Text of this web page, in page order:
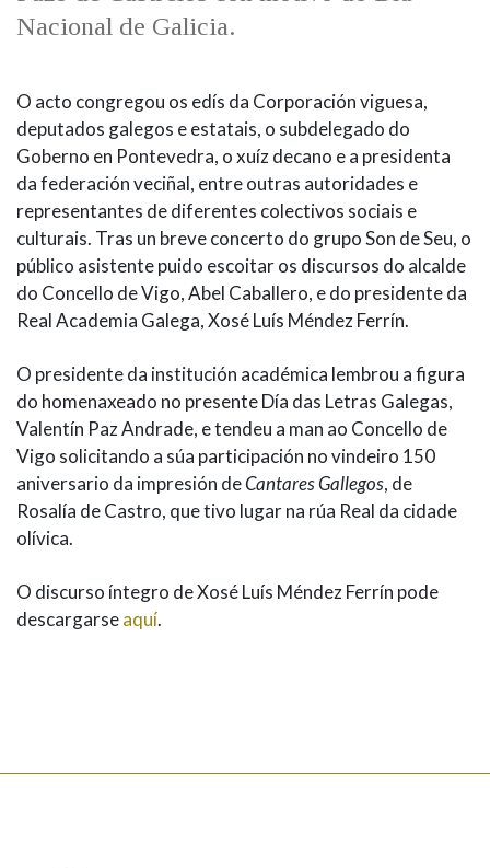
MARCIAL DEL ADALID
BAZÁN
FIGURAS HOMENAXEADAS
60 ANOS DLG
PRIMAVERA DAS LETRAS
PORTAL DAS PALABRAS
Facebook
TwitterYoutubeInstagram
Bluesky
Nacional de Galicia.
O acto congregou os edís da Corporación viguesa,
deputados galegos e estatais, o subdelegado do
Goberno en Pontevedra, o xuíz decano e a presidenta
da federación veciñal, entre outras autoridades e
representantes de diferentes colectivos sociais e
culturais. Tras un breve concerto do grupo Son de Seu, o
público asistente puido escoitar os discursos do alcalde
do Concello de Vigo, Abel Caballero, e do presidente da
Real Academia Galega, Xosé Luís Méndez Ferrín.
O presidente da institución académica lembrou a figura
do homenaxeado no presente Día das Letras Galegas,
Valentín Paz Andrade, e tendeu a man ao Concello de
Vigo solicitando a súa participación no vindeiro 150
aniversario da impresión deCantares Gallegos, de
Rosalía de Castro, que tivo lugar na rúa Real da cidade
olívica.
O discurso íntegro de Xosé Luís Méndez Ferrín pode
descargarseaquí.